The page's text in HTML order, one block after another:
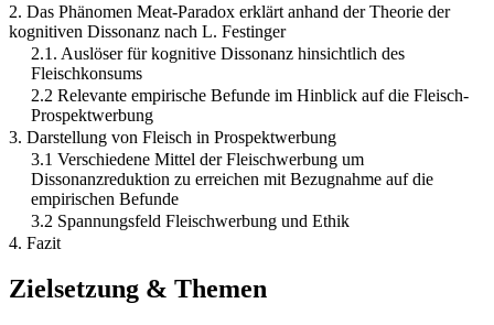
2. Das Phänomen Meat-Paradox erklärt anhand der Theorie der
kognitiven Dissonanz nach L. Festinger
2.1. Auslöser für kognitive Dissonanz hinsichtlich des
Fleischkonsums
2.2 Relevante empirische Befunde im Hinblick auf die Fleisch-
Prospektwerbung
3. Darstellung von Fleisch in Prospektwerbung
3.1 Verschiedene Mittel der Fleischwerbung um
Dissonanzreduktion zu erreichen mit Bezugnahme auf die
empirischen Befunde
3.2 Spannungsfeld Fleischwerbung und Ethik
4. Fazit
Zielsetzung & Themen